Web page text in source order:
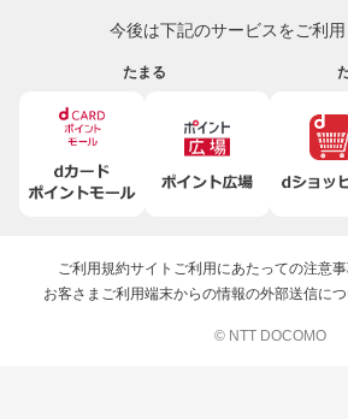
今後は下記のサービスをご利用
たまる
ご利用規約サイトご利用にあたっての注意
お客さまご利用端末からの情報の外部送信に
© NTT DOCOMO